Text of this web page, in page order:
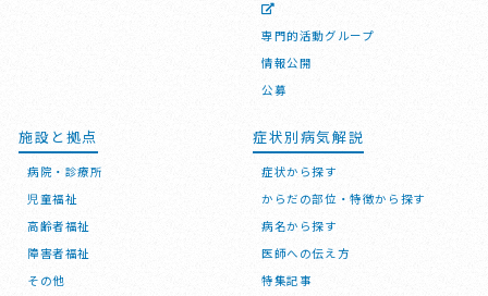
専門的活動グループ
情報公開
公募
施設と拠点
病院・診療所
児童福祉
高齢者福祉
障害者福祉
その他
症状別病気解説
症状から探す
からだの部位・特徴から探す
病名から探す
医師への伝え方
特集記事